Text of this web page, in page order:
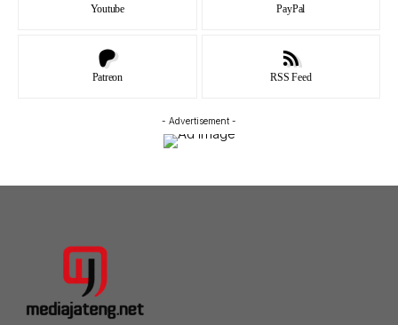
Youtube PayPal
Patreon RSS Feed
- Advertisement -